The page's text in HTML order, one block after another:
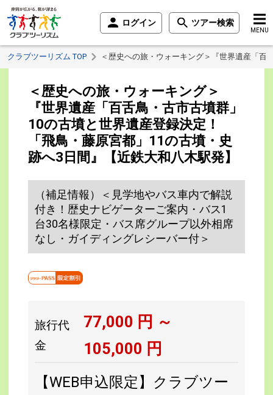
ログイン ツアー検索
MENU
クラブツーリズム TOP ＜歴史への旅・ウォーキング＞『世界遺産「
＜歴史への旅・ウォーキング＞
『世界遺産「百舌鳥・古市古墳群」
10の古墳と世界遺産登録決定！
「飛鳥・藤原宮都」11の古墳・史
跡へ3日間』【近鉄大和八木駅発】
（補足情報）＜見学地やバス車内で解説
付き！歴史ナビゲーターご案内・バス1
台30名様限定・バス席グループ以外相席
なし・ガイディングレシーバー付＞
旅行代
金
77,000 円 ～
105,000 円
【WEB申込限定】クラブツー